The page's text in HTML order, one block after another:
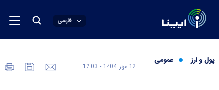
فارسی
پول و ارز عمومی
12 مهر 1404 - 12:03